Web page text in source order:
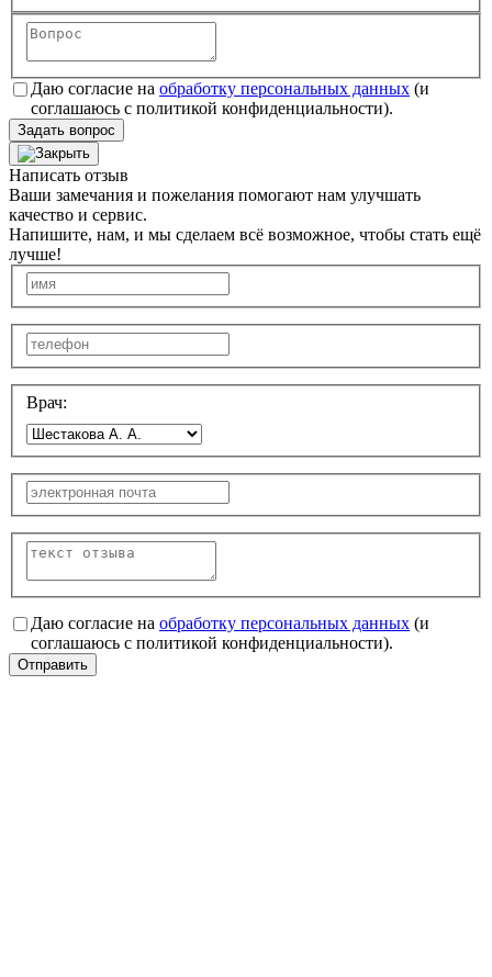
Даю согласие на обработку персональных данных (и
соглашаюсь с политикой конфиденциальности).
Задать вопрос
Написать отзыв
Ваши замечания и пожелания помогают нам улучшать
качество и сервис.
Напишите, нам, и мы сделаем всё возможное, чтобы стать ещё
лучше!
Врач:
Даю согласие на обработку персональных данных (и
соглашаюсь с политикой конфиденциальности).
Отправить